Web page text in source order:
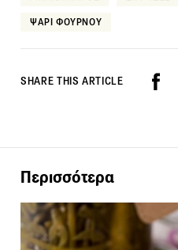
ΨΑΡΙ ΦΟΥΡΝΟΥ
SHARE THIS ARTICLE
Περισσότερα